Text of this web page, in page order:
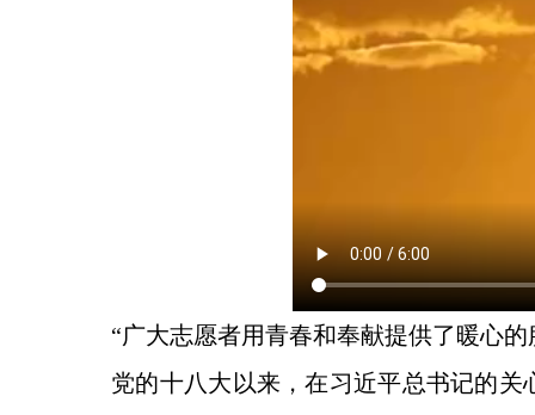
“广大志愿者用青春和奉献提供了暖心
党的十八大以来，在习近平总书记的